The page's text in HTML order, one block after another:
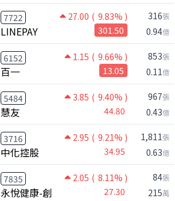
7722 27.00 ( 9.83% )
LINEPAY 301.50
316張
0.94億
6152 1.15 ( 9.66% )
百一 13.05
853張
0.11億
5484 3.85 ( 9.40% )
慧友 44.80
967張
0.43億
3716 2.95 ( 9.21% )
中化控股 34.95
1,811張
0.63億
7835 2.05 ( 8.11% )
永悅健康-創 27.30
84張
215萬